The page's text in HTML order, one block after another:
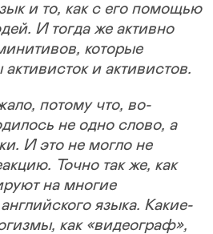
и то, как с его помощью
И тогда же активно
которые
и активистов.
потому что, во-
не одно слово, а
И это не могло не
Точно так же, как
на многие
языка. Какие-
как «видеограф»,